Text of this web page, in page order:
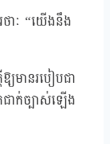
ាៈ “យើងនឹង
មានរបៀបជា
ជាក់ច្បាស់ឡើង